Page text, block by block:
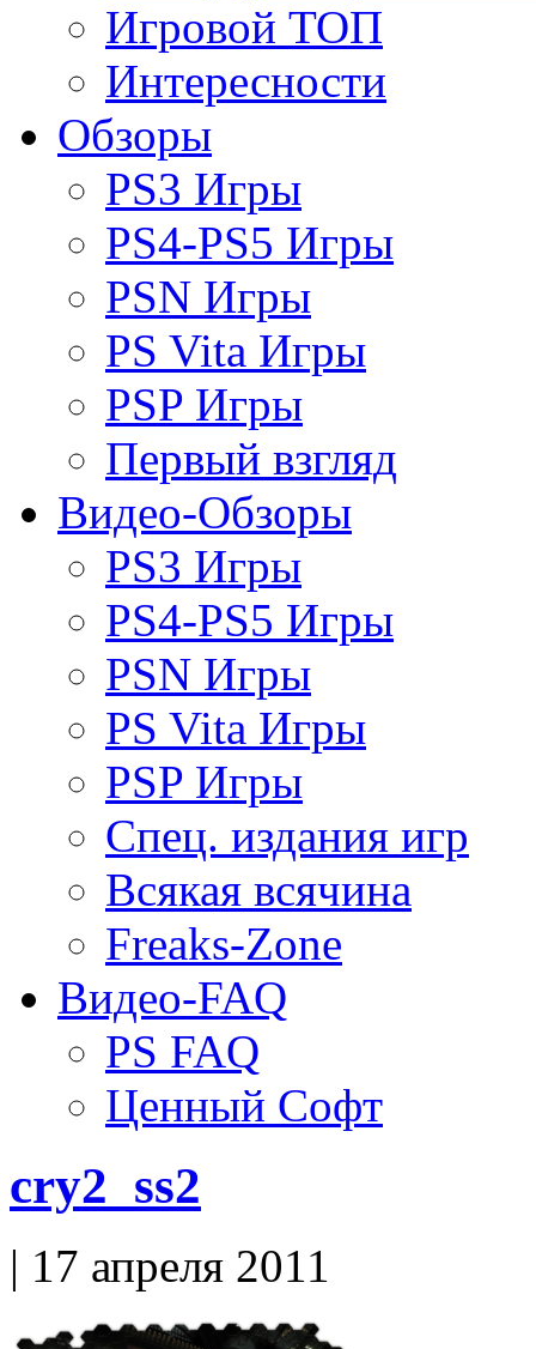
Игровой ТОП
Интересности
Обзоры
PS3 Игры
PS4-PS5 Игры
PSN Игры
PS Vita Игры
PSP Игры
Первый взгляд
Видео-Обзоры
PS3 Игры
PS4-PS5 Игры
PSN Игры
PS Vita Игры
PSP Игры
Спец. издания игр
Всякая всячина
Freaks-Zone
Видео-FAQ
PS FAQ
Ценный Софт
cry2_ss2
| 17 апреля 2011